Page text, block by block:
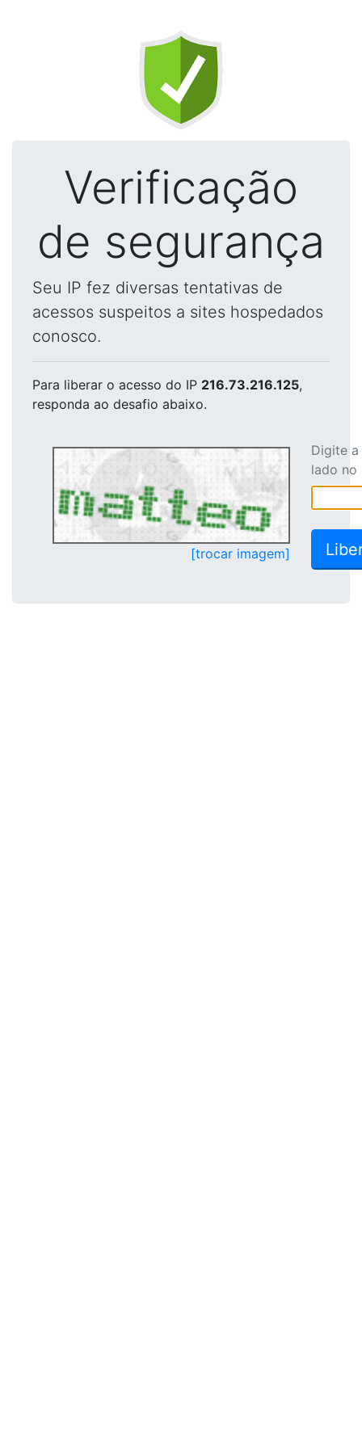
Verificação
de segurança
Seu IP fez diversas tentativas de
acessos suspeitos a sites hospedados
conosco.
Para liberar o acesso do IP 216.73.216.125,
responda ao desafio abaixo.
[trocar imagem]
Digite
lado no